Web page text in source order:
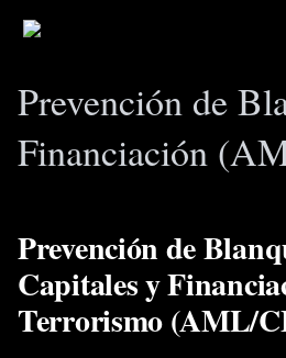
Prevención de
Financiación
Prevención de
Capitales y
Terrorismo (AML/